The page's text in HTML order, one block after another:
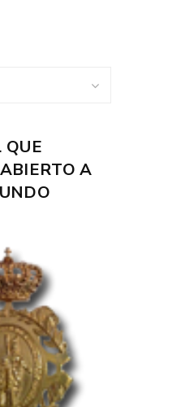
QUE
A